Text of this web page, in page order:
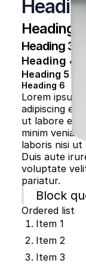
Heading 2
Heading 3
Heading 4
Heading 5
Heading 6
Lorem ipsum
adipiscing
ut labore et
minim
laboris nisi ut
Duis aute
voluptate
pariatur.
Block
Ordered list
Item 1
Item 2
Item 3